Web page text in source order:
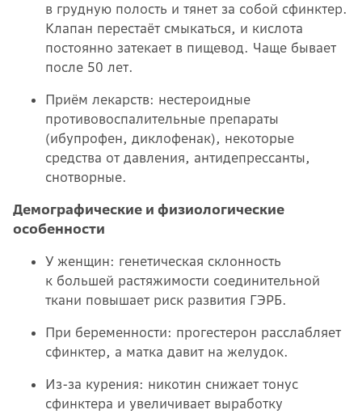
в грудную полость и тянет за собой сфинктер.
Клапан перестаёт смыкаться, и кислота
постоянно затекает в пищевод. Чаще бывает
после 50 лет.
Приём лекарств: нестероидные
противовоспалительные препараты
(ибупрофен, диклофенак), некоторые
средства от давления, антидепрессанты,
снотворные.
Демографические и физиологические
особенности
У женщин: генетическая склонность
к большей растяжимости соединительной
ткани повышает риск развития ГЭРБ.
При беременности: прогестерон расслабляет
сфинктер, а матка давит на желудок.
Из-за курения: никотин снижает тонус
сфинктера и увеличивает выработку